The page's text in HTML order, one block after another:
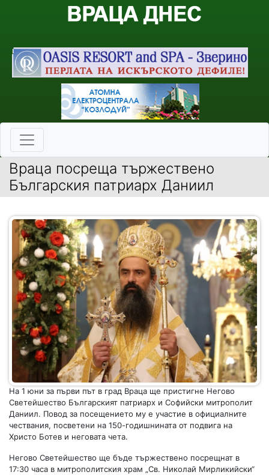
Враца посреща тържествено
Българския патриарх Даниил
На 1 юни за първи път в град Враца ще пристигне Негово
Светейшество Българският патриарх и Софийски митрополит
Даниил. Повод за посещението му е участие в официалните
чествания, посветени на 150-годишнината от подвига на
Христо Ботев и неговата чета.
Негово Светейшество ще бъде тържествено посрещнат в
17:30 часа в митрополитския храм „Св. Николай Мирликийски“